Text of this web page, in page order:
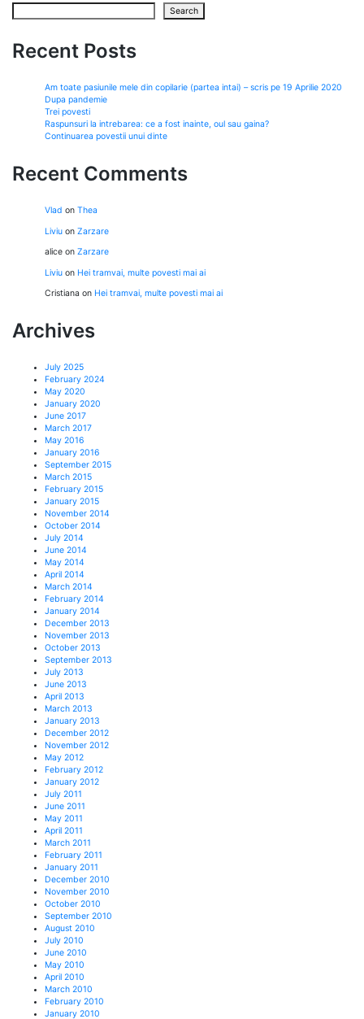
Search
Recent Posts
Am toate pasiunile mele din copilarie (partea intai) – scris pe 19 Aprilie 2020
Dupa pandemie
Trei povesti
Raspunsuri la intrebarea: ce a fost inainte, oul sau gaina?
Continuarea povestii unui dinte
Recent Comments
Vlad on Thea
Liviu on Zarzare
alice on Zarzare
Liviu on Hei tramvai, multe povesti mai ai
Cristiana on Hei tramvai, multe povesti mai ai
Archives
July 2025
February 2024
May 2020
January 2020
June 2017
March 2017
May 2016
January 2016
September 2015
March 2015
February 2015
January 2015
November 2014
October 2014
July 2014
June 2014
May 2014
April 2014
March 2014
February 2014
January 2014
December 2013
November 2013
October 2013
September 2013
July 2013
June 2013
April 2013
March 2013
January 2013
December 2012
November 2012
May 2012
February 2012
January 2012
July 2011
June 2011
May 2011
April 2011
March 2011
February 2011
January 2011
December 2010
November 2010
October 2010
September 2010
August 2010
July 2010
June 2010
May 2010
April 2010
March 2010
February 2010
January 2010